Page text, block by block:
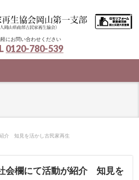
軽にお問い合わせください
0120-780-539
介 知見を活かし古民家再生
会欄にて活動が紹介 知見を